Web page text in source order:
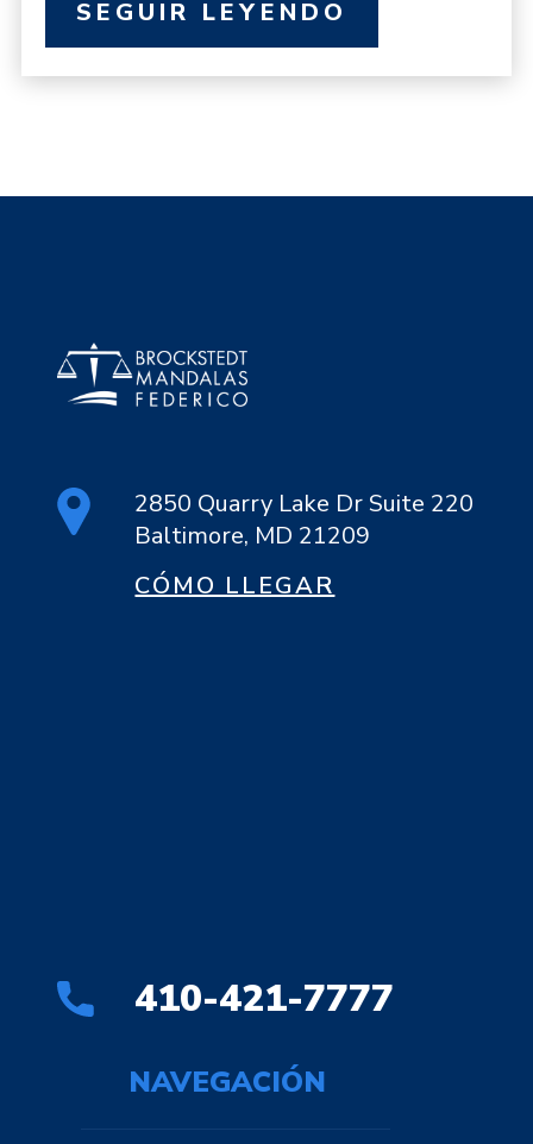
SEGUIR LEYENDO
2850 Quarry Lake Dr Suite 220
Baltimore, MD 21209
CÓMO LLEGAR
410-421-7777
NAVEGACIÓN